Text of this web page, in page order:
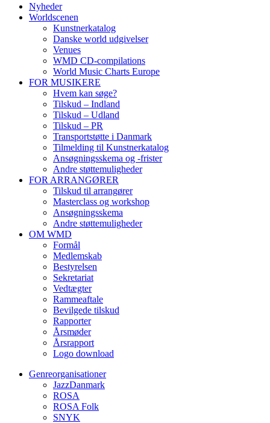
Nyheder
Worldscenen
Kunstnerkatalog
Danske world udgivelser
Venues
WMD CD-compilations
World Music Charts Europe
FOR MUSIKERE
Hvem kan søge?
Tilskud – Indland
Tilskud – Udland
Tilskud – PR
Transportstøtte i Danmark
Tilmelding til Kunstnerkatalog
Ansøgningsskema og -frister
Andre støttemuligheder
FOR ARRANGØRER
Tilskud til arrangører
Masterclass og workshop
Ansøgningsskema
Andre støttemuligheder
OM WMD
Formål
Medlemskab
Bestyrelsen
Sekretariat
Vedtægter
Rammeaftale
Bevilgede tilskud
Rapporter
Årsmøder
Årsrapport
Logo download
Genreorganisationer
JazzDanmark
ROSA
ROSA Folk
SNYK